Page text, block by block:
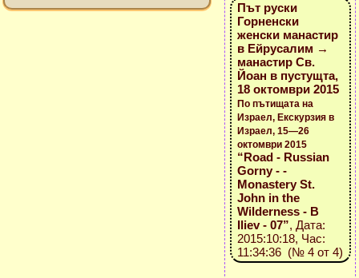
Път руски
Горненски
женски манастир
в Ейрусалим →
манастир Св.
Йоан в пустущта,
18 октомври 2015
По пътищата на
Израел, Екскурзия в
Израел, 15—26
октомври 2015
“Road - Russian
Gorny - -
Monastery St.
John in the
Wilderness - B
Iliev - 07”, Дата:
2015:10:18, Час:
11:34:36 (№ 4 от 4)